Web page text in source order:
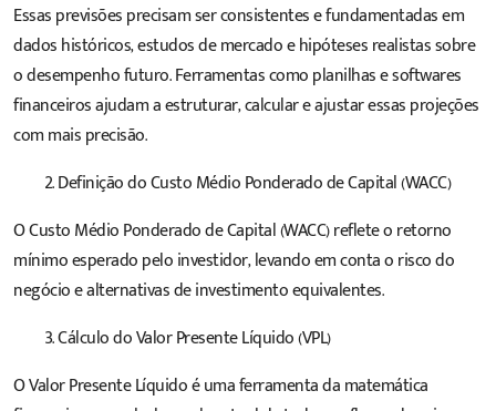
Essas previsões precisam ser consistentes e fundamentadas em
dados históricos, estudos de mercado e hipóteses realistas sobre
o desempenho futuro. Ferramentas como planilhas e softwares
financeiros ajudam a estruturar, calcular e ajustar essas projeções
com mais precisão.
Definição do Custo Médio Ponderado de Capital (WACC)
O Custo Médio Ponderado de Capital (WACC) reflete o retorno
mínimo esperado pelo investidor, levando em conta o risco do
negócio e alternativas de investimento equivalentes.
Cálculo do Valor Presente Líquido (VPL)
O Valor Presente Líquido é uma ferramenta da matemática